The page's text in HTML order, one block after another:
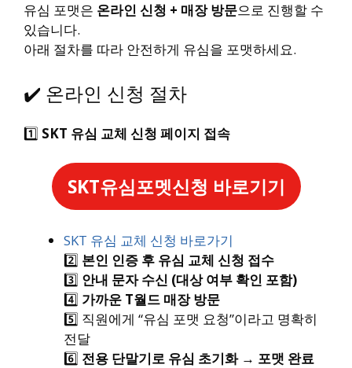
유심 포맷은 온라인 신청 + 매장 방문으로 진행할 수
있습니다.
아래 절차를 따라 안전하게 유심을 포맷하세요.
✔️ 온라인 신청 절차
1️⃣ SKT 유심 교체 신청 페이지 접속
SKT유심포멧신청 바로기기
SKT 유심 교체 신청 바로가기
2️⃣ 본인 인증 후 유심 교체 신청 접수
3️⃣ 안내 문자 수신 (대상 여부 확인 포함)
4️⃣ 가까운 T월드 매장 방문
5️⃣ 직원에게 “유심 포맷 요청”이라고 명확히
전달
6️⃣ 전용 단말기로 유심 초기화 → 포맷 완료